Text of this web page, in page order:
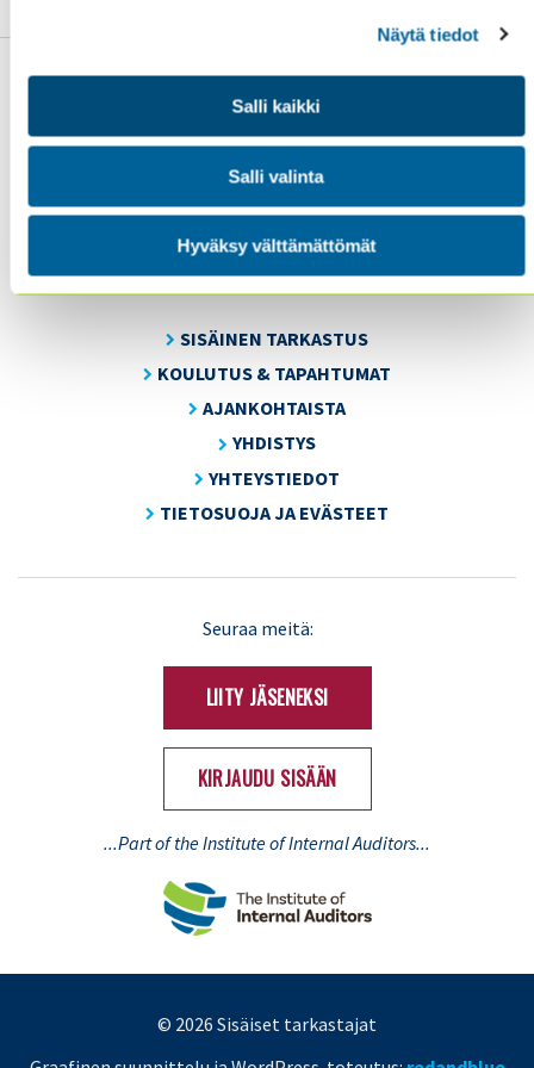
Näytä tiedot
Salli kaikki
Salli valinta
Hyväksy välttämättömät
Sisäiset tarkastajat ry / Oy Inreviso Ab
Energiakuja 3
FI 00180 Helsinki
Tel. +358 (0)50 505 6669
SISÄINEN TARKASTUS
KOULUTUS & TAPAHTUMAT
AJANKOHTAISTA
YHDISTYS
YHTEYSTIEDOT
TIETOSUOJA JA EVÄSTEET
Seuraa meitä:
LIITY JÄSENEKSI
KIRJAUDU SISÄÄN
...Part of the Institute of Internal Auditors...
© 2026 Sisäiset tarkastajat